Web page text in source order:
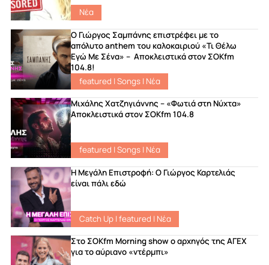
Νέα
Ο Γιώργος Σαμπάνης επιστρέφει με το
απόλυτο anthem του καλοκαιριού «Τι Θέλω
Εγώ Με Σένα» – Αποκλειστικά στον ΣΟΚfm
104.8!
featured |Songs| Νέα
Μιχάλης Χατζηγιάννης – «Φωτιά στη Νύχτα»
Αποκλειστικά στον ΣΟΚfm 104.8
featured |Songs| Νέα
Η Μεγάλη Επιστροφή: Ο Γιώργος Καρτελιάς
είναι πάλι εδώ
Catch Up|featured | Νέα
Στο ΣΟKfm Morning show ο αρχηγός της ΑΓΕΧ
για το αύριανο «ντέρμπι»